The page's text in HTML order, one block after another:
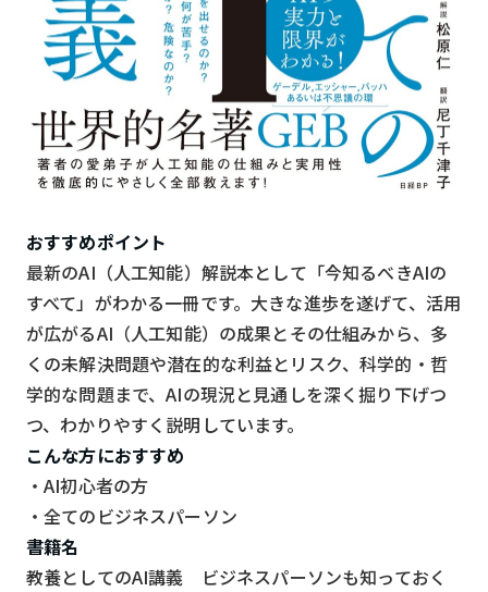
おすすめポイント
最新のAI（人工知能）解説本として「今知るべきAIの
すべて」がわかる一冊です。大きな進歩を遂げて、活用
が広がるAI（人工知能）の成果とその仕組みから、多
くの未解決問題や潜在的な利益とリスク、科学的・哲
学的な問題まで、AIの現況と見通しを深く掘り下げつ
つ、わかりやすく説明しています。
こんな方におすすめ
・AI初心者の方
・全てのビジネスパーソン
書籍名
教養としてのAI講義 ビジネスパーソンも知っておく